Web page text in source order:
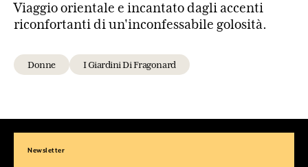
Viaggio orientale e incantato dagli accenti
riconfortanti di un'inconfessabile golosità.
Donne I Giardini Di Fragonard
Newsletter